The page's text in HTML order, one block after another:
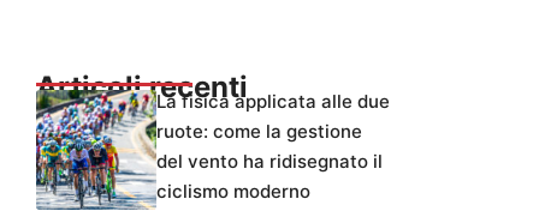
Articoli recentiLa fisica applicata alle due
ruote: come la gestione
del vento ha ridisegnato il
ciclismo moderno